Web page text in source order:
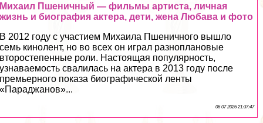
Михаил Пшеничный — фильмы артиста, личная
жизнь и биография актера, дети, жена Любава и фото
В 2012 году с участием Михаила Пшеничного вышло
семь кинолент, но во всех он играл разноплановые
второстепенные роли. Настоящая популярность,
узнаваемость свалилась на актера в 2013 году после
премьерного показа биографической ленты
«Параджанов»...
06 07 2026 21:37:47